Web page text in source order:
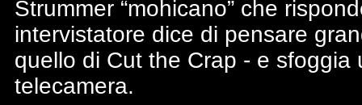
Strummer “mohicano” che
intervistatore dice di pensare
quello di Cut the Crap - e sfoggia
telecamera.